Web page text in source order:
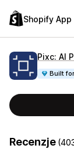
Shopify App
Pixc: AI
Built
Recenzje